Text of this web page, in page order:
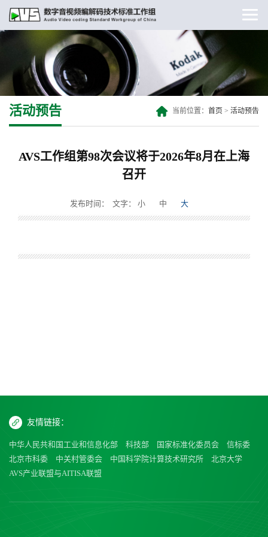
活动预告 当前位置： 首页 > 活动预告
AVS工作组第98次会议将于2026年8月在上海
召开
发布时间： 文字： 小 中 大
友情链接：
中华人民共和国工业和信息化部 科技部 国家标准化委员会
信标委
北京市科委
中关村管委会 中国科学院计算技术研究所
北京大学
AVS产业联盟与AITISA联盟